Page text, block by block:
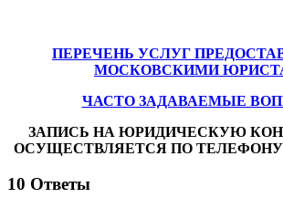
ПЕРЕЧЕНЬ УСЛУГ
МОСКОВСКИМИ
ЧАСТО ЗАДАВАЕМЫЕ
ЗАПИСЬ НА ЮРИДИЧЕСКУЮ
ОСУЩЕСТВЛЯЕТСЯ ПО
10 Ответы